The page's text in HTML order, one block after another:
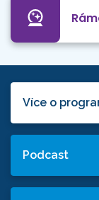
Více o
Podcast